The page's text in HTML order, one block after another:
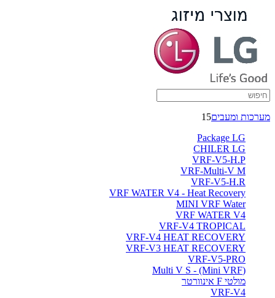
מערכות ומעבים15
Package LG
CHILER LG
VRF-V5-H.P
VRF-Multi-V M
VRF-V5-H.R
VRF WATER V4 - Heat Recovery
MINI VRF Water
VRF WATER V4
VRF-V4 TROPICAL
VRF-V4 HEAT RECOVERY
VRF-V3 HEAT RECOVERY
VRF-V5-PRO
(Multi V S - (Mini VRF
מולטי F אינוורטר
VRF-V4